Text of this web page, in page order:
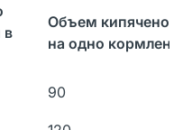
в
Объем кипяченой
на одно
90